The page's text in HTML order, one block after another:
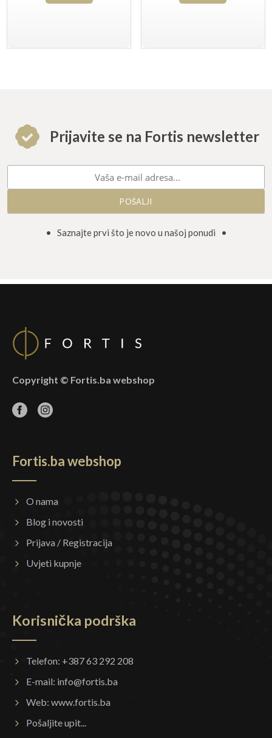
Prijavite se na Fortis newsletter
• Saznajte prvi što je novo u našoj ponudi •
Copyright © Fortis.ba webshop
Fortis.ba webshop
O nama
Blog i novosti
Prijava / Registracija
Uvjeti kupnje
Korisnička podrška
Telefon: +387 63 292 208
E-mail: info@fortis.ba
Web: www.fortis.ba
Pošaljite upit...